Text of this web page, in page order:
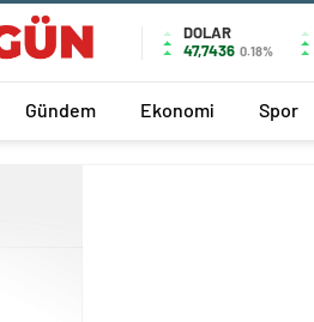
DOLAR
47,7436 0.18%
Gündem Ekonomi Spor